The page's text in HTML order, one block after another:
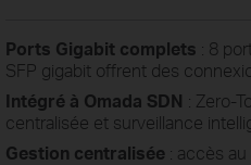
Ports Gigabit complets : 8
SFP gigabit offrent des
Intégré à Omada SDN : Zero-
centralisée et surveillance
Gestion centralisée : accès